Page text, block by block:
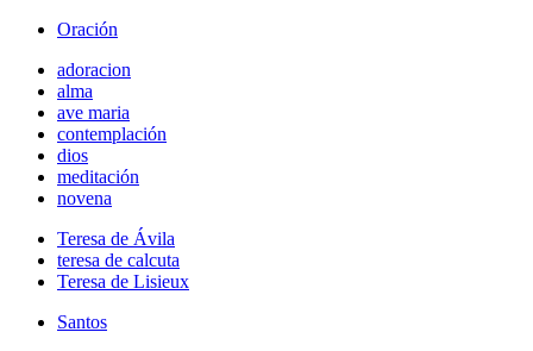
Oración
adoracion
alma
ave maria
contemplación
dios
meditación
novena
Teresa de Ávila
teresa de calcuta
Teresa de Lisieux
Santos